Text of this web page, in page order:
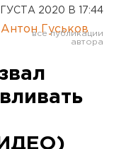
2020 В 17:44
Антон Гуськов